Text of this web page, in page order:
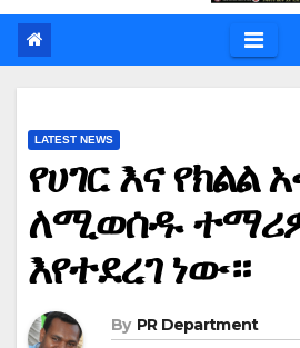
LATEST NEWS
የሀገር እና የክልል
ለሚወሰዱ
እየተደረገ ነው።
By PR Department